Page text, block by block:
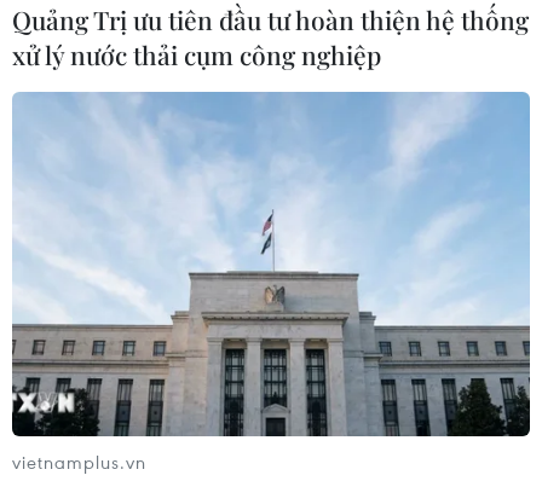
Lãnh đạo Mỹ-Trung sẽ sớm điện đàm "để
giải quyết các vấn đề thương mại"
01/06/2025 22:41
Trong cuộc phỏng vấn với đài CBS, Bộ trưởng Tài chính
Mỹ cho biết ông tin rằng lãnh đạo Mỹ và Trung Quốc sẽ
sớm có cuộc điện đàm để giải quyết các vấn đề thương
mại.
Quảng Trị ưu tiên đầu tư hoàn thiện hệ thống
xử lý nước thải cụm công nghiệp
vietnamplus.vn